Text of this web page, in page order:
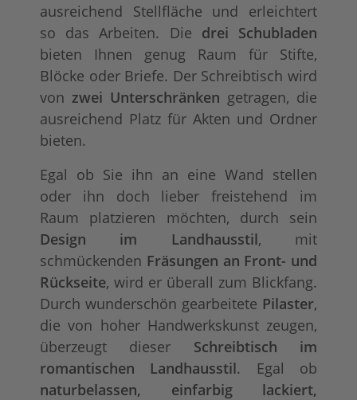
ausreichend Stellfläche und erleichtert
so das Arbeiten. Die drei Schubladen
bieten Ihnen genug Raum für Stifte,
Blöcke oder Briefe. Der Schreibtisch wird
von zwei Unterschränken getragen, die
ausreichend Platz für Akten und Ordner
bieten.
Egal ob Sie ihn an eine Wand stellen
oder ihn doch lieber freistehend im
Raum platzieren möchten, durch sein
Design im Landhausstil, mit
schmückenden Fräsungen an Front- und
Rückseite, wird er überall zum Blickfang.
Durch wunderschön gearbeitete Pilaster,
die von hoher Handwerkskunst zeugen,
überzeugt dieser Schreibtisch im
romantischen Landhausstil. Egal ob
naturbelassen, einfarbig lackiert,